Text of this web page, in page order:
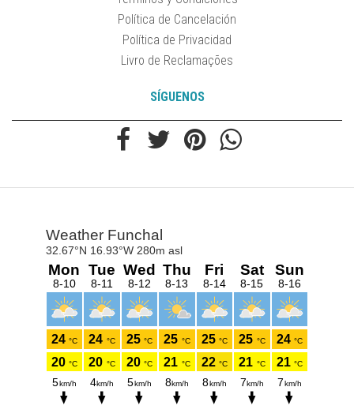
Política de Cancelación
Política de Privacidad
Livro de Reclamações
SÍGUENOS